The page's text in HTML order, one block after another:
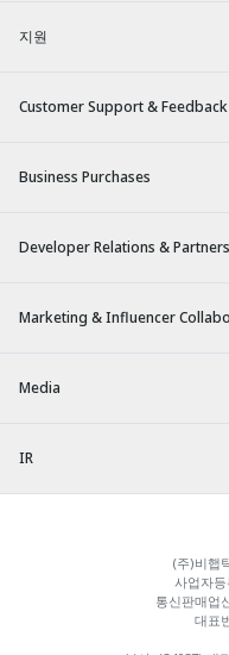
지원
Customer Support & Feedback
Business Purchases
Developer Relations &
Marketing & Influencer
Media
IR
(주)비햅
사업자
통신판매업
대표